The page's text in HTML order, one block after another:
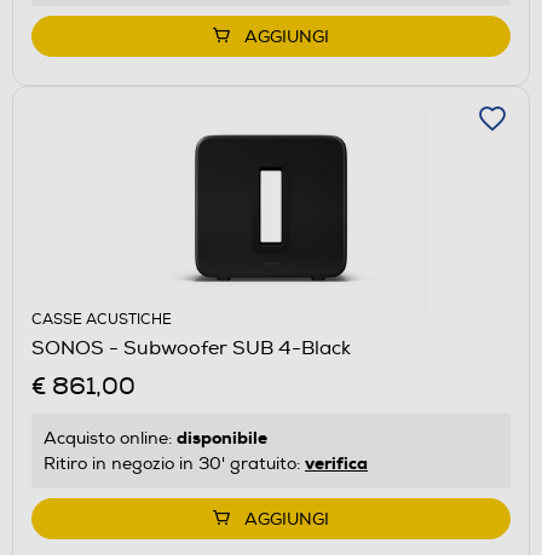
AGGIUNGI
CASSE ACUSTICHE
SONOS - Subwoofer SUB 4-Black
€ 861,00
Acquisto online: disponibile
Ritiro in negozio in 30' gratuito: verifica
AGGIUNGI